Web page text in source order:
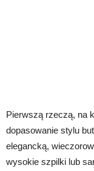
Pierwszą rzeczą, na
dopasowanie stylu
elegancką,
wysokie szpilki lub